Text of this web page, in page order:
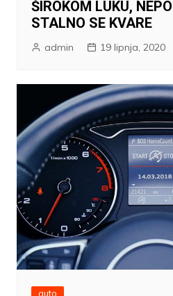
ŠIROKOM LUKU,
STALNO SE KVARE
admin 19 lipnja, 2020
auto